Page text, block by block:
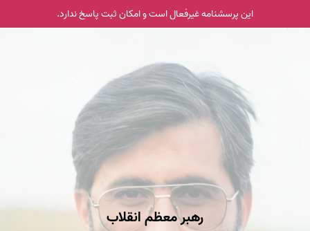
این پرسشنامه غیر‌فعال است و امکان ثبت پاسخ ندارد.
رهبر معظم انقلاب